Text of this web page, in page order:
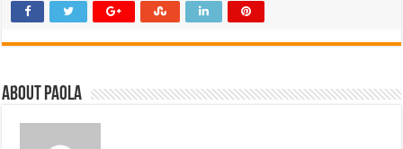
About Paola